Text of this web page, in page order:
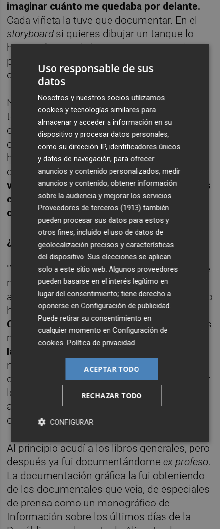
imaginar cuánto me quedaba por delante.
Cada viñeta la tuve que documentar. En el
storyboardsi quieres dibujar un tanque lo
haces cómo te da la gana, como un niño,
pero en el cómic el tanque tiene que ser
como era...
Normalmente lo que hago es que dibujo
todo lo que quiero contar, vuelvo atrás y lo
entinto, y vuelvo atrás y lo coloreo. En este
caso como eran 300 páginas sabía que si
hacía eso me iba a morir. Me lo planteé
como un escritor.Fui página a página sin
volver atrás pero eso me hizo más difícil las
correcciones porque cada vez que
cambiaba algo lo tenía que cambiar todo".
¿QUÉ PROBLEMAS SE ENCONTRÓ?
"Yo no tengo ni idea de armas, de heridas, de
nada.. Empecé a verme documentales para
adquirir información. Tuve dos asesores, uno
histórico y otro militar,Juan ReyyRobert
Coale
, que me dieron algunas claves. Ambos
me explicaron por ejemplo que
las películas es irreal
nunca tiene una perspectiva general de lo
que está pasando. El soldado sólo puede ver
lo que sucede a su alrededor. Eso me hizo
adquirir un punto de vista muy humano,
centrado en el personaje."
Al principio acudí a los libros generales, pero
después ya fui documentándomeex profeso.
La documentación gráfica la fui obteniendo
de los documentales que veía, de especiales
de prensa como un monográfico de
Información sobre los últimos días de la
Uso responsable de sus
datos
Nosotros y nuestros socios utilizamos
cookies y tecnologías similares para
almacenar y acceder a información en su
dispositivo y procesar datos personales,
como su dirección IP, identificadores únicos
y datos de navegación, para ofrecer
anuncios y contenido personalizados, medir
anuncios y contenido, obtener información
sobre la audiencia y mejorar los servicios.
Proveedores de terceros (1913) también
pueden procesar sus datos para estos y
otros fines, incluido el uso de datos de
geolocalización precisos y características
del dispositivo. Sus elecciones se aplican
solo a este sitio web. Algunos proveedores
pueden basarse en el interés legítimo en
lugar del consentimiento; tiene derecho a
oponerse enConfiguración de publicidad.
Puede retirar su consentimiento en
cualquier momento enConfiguración de
cookies.Política de privacidad
ACEPTAR TODO
RECHAZAR TODO
CONFIGURAR